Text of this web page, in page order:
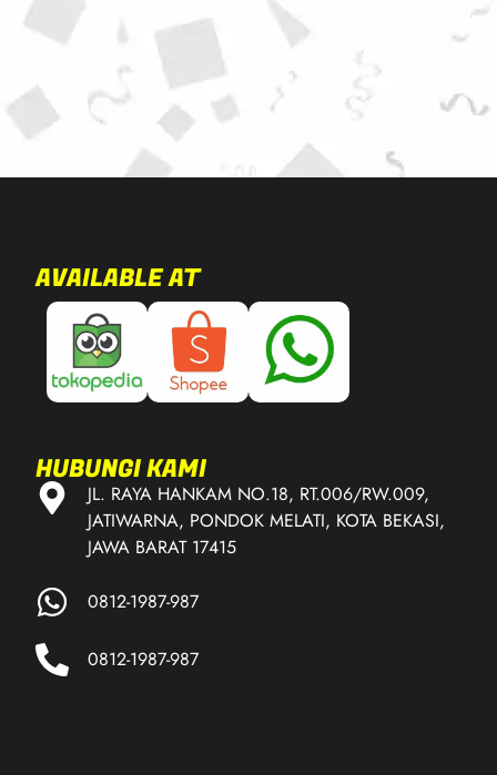
AVAILABLE AT
HUBUNGI KAMI
JL. RAYA HANKAM NO.18, RT.006/RW.009,
JATIWARNA, PONDOK MELATI, KOTA BEKASI,
JAWA BARAT 17415
0812-1987-987
0812-1987-987